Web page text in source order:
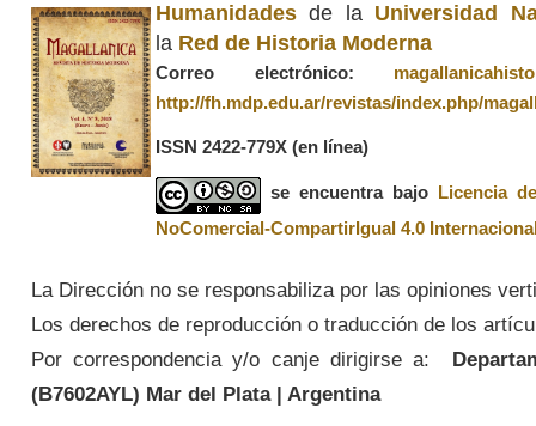
Humanidadesde la Universidad
la Red de Historia Moderna
Correo electrónico:
http://fh.mdp.edu.ar/revistas/index.php/
ISSN 2422-779X (en línea)
se encuentra bajo
Licencia
NoComercial-CompartirIgual 4.0
La Dirección no se responsabiliza por las opiniones
Los derechos de reproducción o traducción de los
Por correspondencia y/o canje dirigirse a:
(B7602AYL) Mar del Plata | Argentina